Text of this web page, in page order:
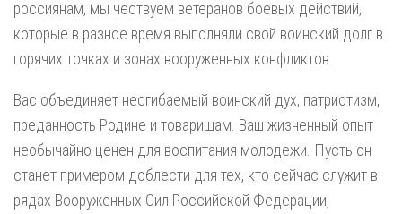
россиянам, мы чествуем ветеранов боевых действий,
которые в разное время выполняли свой воинский долг в
горячих точках и зонах вооруженных конфликтов.
Вас объединяет несгибаемый воинский дух, патриотизм,
преданность Родине и товарищам. Ваш жизненный опыт
необычайно ценен для воспитания молодежи. Пусть он
станет примером доблести для тех, кто сейчас служит в
рядах Вооруженных Сил Российской Федерации,